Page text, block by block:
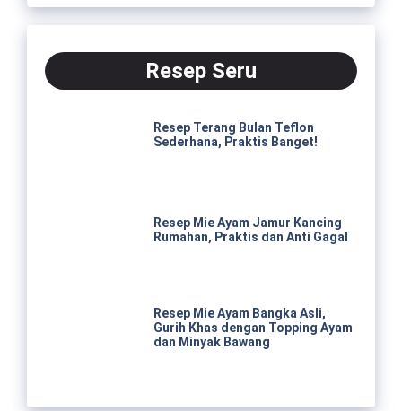
Resep Seru
Resep Terang Bulan Teflon
Sederhana, Praktis Banget!
Resep Mie Ayam Jamur Kancing
Rumahan, Praktis dan Anti Gagal
Resep Mie Ayam Bangka Asli,
Gurih Khas dengan Topping Ayam
dan Minyak Bawang